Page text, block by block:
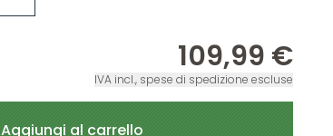
109,99 €
IVA incl., spese di spedizione escluse
Aggiungi al carrello